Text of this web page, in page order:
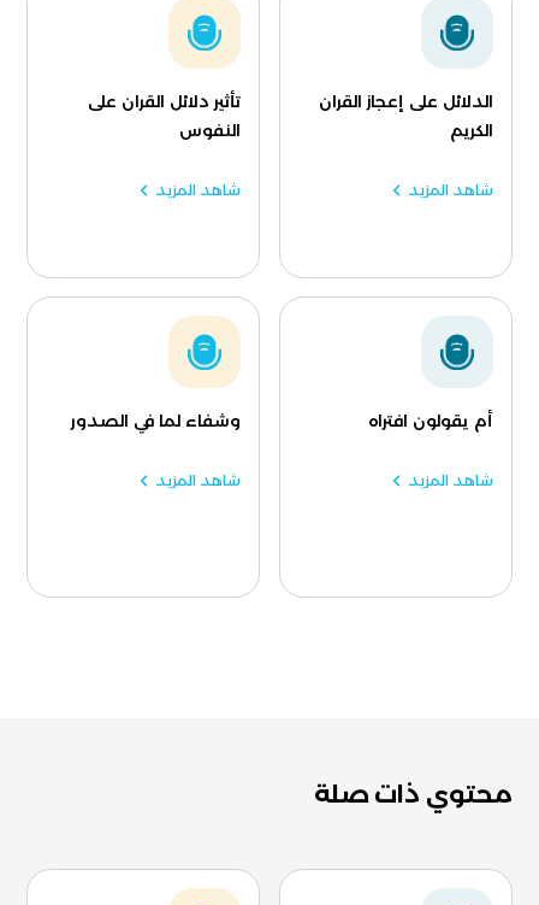
الدلائل على إعجاز القران
الكريم
شاهد المزيد
تأثير دلائل القران على
النفوس
شاهد المزيد
أم يقولون افتراه
شاهد المزيد
وشفاء لما في الصدور
شاهد المزيد
محتوي ذات صلة